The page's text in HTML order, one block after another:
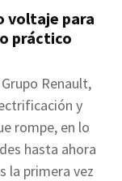
voltaje para
práctico
Renault,
y
rompe, en lo
hasta ahora
la primera vez